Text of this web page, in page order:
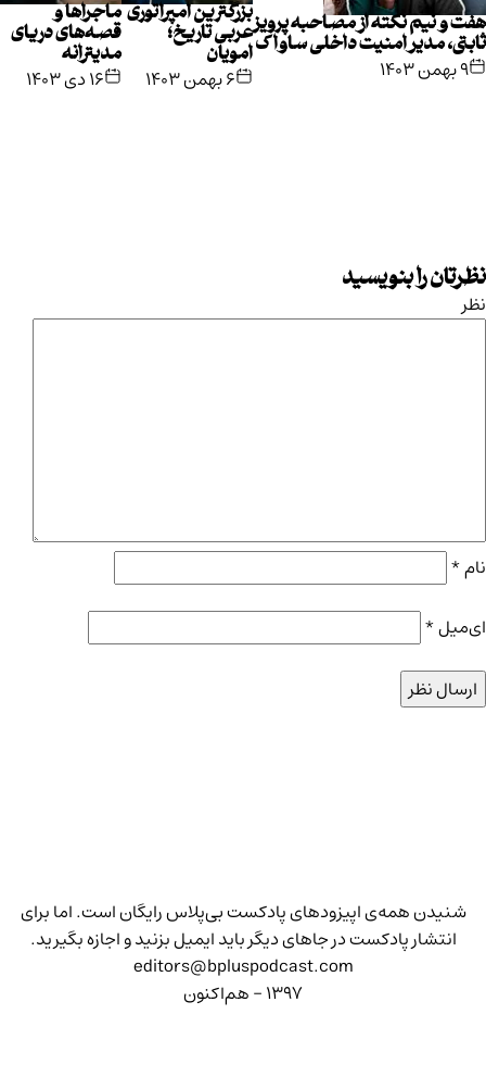
هفت و نیم نکته از مصاحبه پرویز
ثابتی، مدیر امنیت داخلی ساواک
۹ بهمن ۱۴۰۳
بزرگترین امپراتوری
عربی تاریخ؛
امویان
۶ بهمن ۱۴۰۳
ماجراها و
قصه‌های دریای
مدیترانه
۱۶ دی ۱۴۰۳
نظرتان را بنویسید
نظر
نام*
ای‌میل*
شنیدن همه‌ی اپیزودهای پادکست بی‌پلاس رایگان است. اما برای
انتشار پادکست در جاهای دیگر باید ایمیل بزنید و اجازه بگیرید.
editors@bpluspodcast.com
۱۳۹۷ - هم‌اکنون